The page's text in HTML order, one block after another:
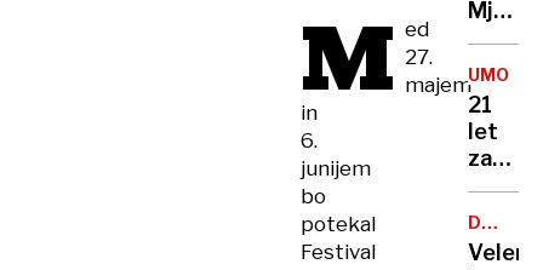
M ed
27.
majem
in
6.
junijem
bo
potekal
Festival
že
več
kot
1000
žrtev
UMOR
21
let
Bančni
s
pasom